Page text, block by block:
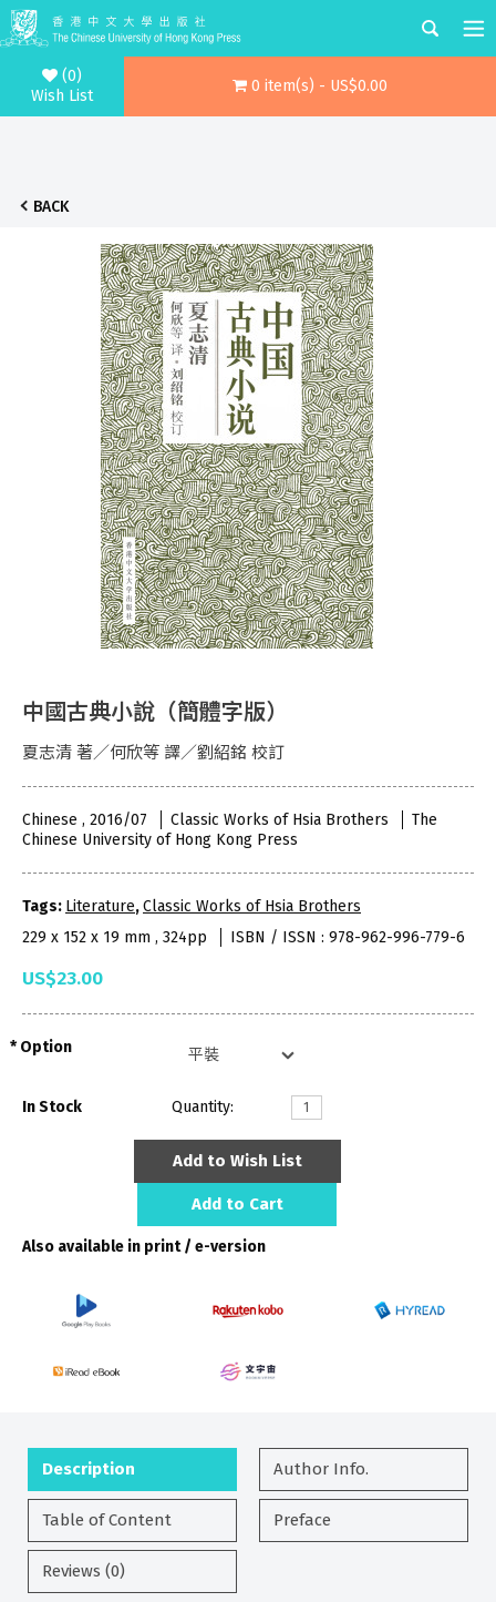
(0)
Wish List
0 item(s) - US$0.00
BACK
中國古典小說（簡體字版）
夏志清 著／何欣等 譯／劉紹銘 校訂
Chinese , 2016/07 Classic Works of Hsia Brothers
The
Chinese University of Hong Kong Press
Tags: Literature,Classic Works of Hsia Brothers
229 x 152 x 19 mm , 324pp
ISBN / ISSN : 978-962-996-779-6
US$23.00
Option
In Stock Quantity:
Add to Wish List
Add to Cart
Also available in print / e-version
Description Author Info.
Table of Content Preface
Reviews (0)